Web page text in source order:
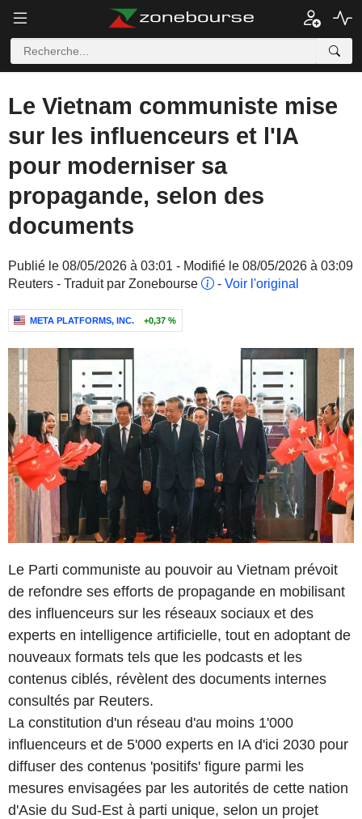
Le Vietnam communiste mise
sur les influenceurs et l'IA
pour moderniser sa
propagande, selon des
documents
Publié le 08/05/2026 à 03:01 - Modifié le 08/05/2026 à 03:09
Reuters - Traduit par Zonebourse
- Voir l'original
META PLATFORMS, INC. +0,37 %
Le Parti communiste au pouvoir au Vietnam prévoit
de refondre ses efforts de propagande en mobilisant
des influenceurs sur les réseaux sociaux et des
experts en intelligence artificielle, tout en adoptant de
nouveaux formats tels que les podcasts et les
contenus ciblés, révèlent des documents internes
consultés par Reuters.
La constitution d'un réseau d'au moins 1'000
influenceurs et de 5'000 experts en IA d'ici 2030 pour
diffuser des contenus 'positifs' figure parmi les
mesures envisagées par les autorités de cette nation
d'Asie du Sud-Est à parti unique, selon un projet